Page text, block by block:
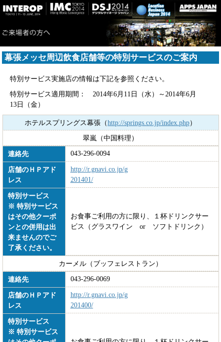
幕張メッセ周辺飲食店舗等の特別サービスのご案内
特別サービス実施店の情報は下記を参照ください。
特別サービス適用期間： 2014年6月11日（水）～2014年6月
13日（金）
ホテルスプリングス幕張（http://springs.co.jp/index.php）
翠嵐（中国料理）
連絡先
043-296-0094
店舗のＨＰアド
レス
http://r.gnavi.co.jp/g
201401/
特別サービス
※ 特別サービス
はその他クーポ
ンとの併用は出
来ませんのでご
了承ください。
お食事ご利用の方に限り、１杯ドリンクサー
ビス（グラスワイン or ソフトドリンク）
カーメル（ブッフェレストラン）
連絡先
043-296-0069
店舗のＨＰアド
レス
http://r.gnavi.co.jp/g
201400/
特別サービス
※ 特別サービス